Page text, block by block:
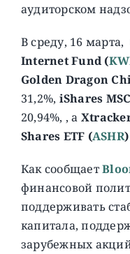
аудиторском
В среду, 16 марта,
Internet Fund (
Golden Dragon
31,2%, iShares
20,94%, , а
Shares ETF (ASHR)
Как сообщает
финансовой
поддерживать
капитала,
зарубежных